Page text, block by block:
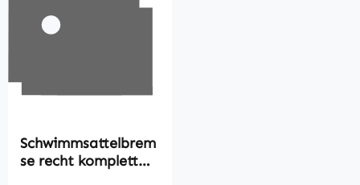
Schwimmsattelbrem
se recht komplett